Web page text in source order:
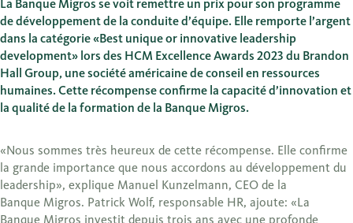
La Banque Migros se voit remettre un prix pour son programme
de développement de la conduite d’équipe. Elle remporte l’argent
dans la catégorie «Best unique or innovative leadership
development» lors des HCM Excellence Awards 2023 du Brandon
Hall Group, une société américaine de conseil en ressources
humaines. Cette récompense confirme la capacité d’innovation et
la qualité de la formation de la Banque Migros.
«Nous sommes très heureux de cette récompense. Elle confirme
la grande importance que nous accordons au développement du
leadership», explique Manuel Kunzelmann, CEO de la
Banque Migros. Patrick Wolf, responsable HR, ajoute: «La
Banque Migros investit depuis trois ans avec une profonde